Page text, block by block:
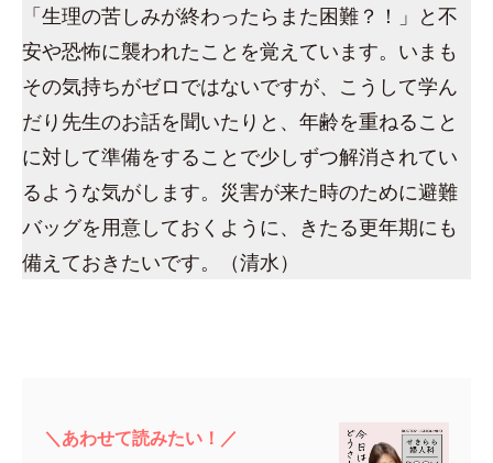
「生理の苦しみが終わったらまた困難？！」と不
安や恐怖に襲われたことを覚えています。いまも
その気持ちがゼロではないですが、こうして学ん
だり先生のお話を聞いたりと、年齢を重ねること
に対して準備をすることで少しずつ解消されてい
るような気がします。災害が来た時のために避難
バッグを用意しておくように、きたる更年期にも
備えておきたいです。（清水）
＼あわせて読みたい！／